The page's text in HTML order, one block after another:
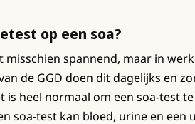
op een soa?
misschien spannend, maar in
de GGD doen dit dagelijks en
is heel normaal om een soa-test
soa-test kan bloed, urine en